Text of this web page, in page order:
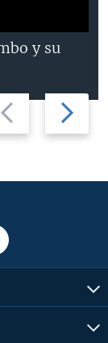
Next
slide
y su